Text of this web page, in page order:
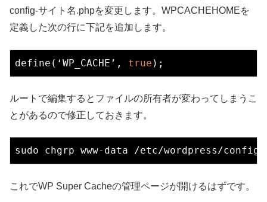
config-サイト名.phpを変更します。WPCACHEHOMEを
定義した次の行に下記を追加します。
define(‘WP_CACHE’, true
ルートで編集するとファイルの所有者が変わってしまうこ
とがあるので修正しておきます。
これでWP Super Cacheの管理ページが開けるはずです。